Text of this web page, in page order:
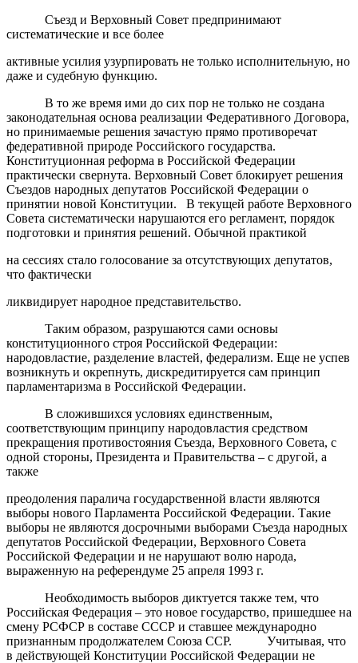
Съезд и Верховный Совет предпринимают
систематические и все более
активные усилия узурпировать не только исполнительную, но
даже и судебную функцию.
В то же время ими до сих пор не только не создана
законодательная основа реализации Федеративного Договора,
но принимаемые решения зачастую прямо противоречат
федеративной природе Российского государства.
Конституционная реформа в Российской Федерации
практически свернута. Верховный Совет блокирует решения
Съездов народных депутатов Российской Федерации о
принятии новой Конституции. В текущей работе Верховного
Совета систематически нарушаются его регламент, порядок
подготовки и принятия решений. Обычной практикой
на сессиях стало голосование за отсутствующих депутатов,
что фактически
ликвидирует народное представительство.
Таким образом, разрушаются сами основы
конституционного строя Российской Федерации:
народовластие, разделение властей, федерализм. Еще не успев
возникнуть и окрепнуть, дискредитируется сам принцип
парламентаризма в Российской Федерации.
В сложившихся условиях единственным,
соответствующим принципу народовластия средством
прекращения противостояния Съезда, Верховного Совета, с
одной стороны, Президента и Правительства – с другой, а
также
преодоления паралича государственной власти являются
выборы нового Парламента Российской Федерации. Такие
выборы не являются досрочными выборами Съезда народных
депутатов Российской Федерации, Верховного Совета
Российской Федерации и не нарушают волю народа,
выраженную на референдуме 25 апреля 1993 г.
Необходимость выборов диктуется также тем, что
Российская Федерация – это новое государство, пришедшее на
смену РСФСР в составе СССР и ставшее международно
признанным продолжателем Союза ССР. Учитывая, что
в действующей Конституции Российской Федерации не